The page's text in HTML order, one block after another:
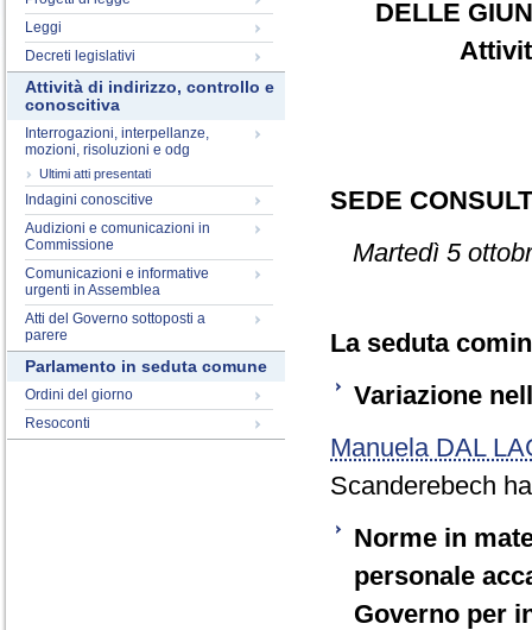
Leggi
Decreti legislativi
Attività di indirizzo, controllo e
conoscitiva
Interrogazioni, interpellanze,
mozioni, risoluzioni e odg
Ultimi atti presentati
Indagini conoscitive
Audizioni e comunicazioni in
Commissione
Comunicazioni e informative
urgenti in Assemblea
Atti del Governo sottoposti a
parere
Parlamento in seduta comune
Ordini del giorno
Resoconti
DELLE
SEDE
Martedì 5
La seduta
Variazione
Manuela DAL
Scanderebech
Norme in
personale
Governo per